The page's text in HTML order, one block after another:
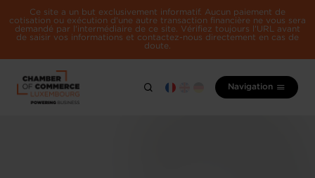
Ce site a un but exclusivement informatif. Aucun paiement de
cotisation ou exécution d'une autre transaction financière ne vous sera
demandé par l'intermédiaire de ce site. Vérifiez toujours l'URL avant
de saisir vos informations et contactez-nous directement en cas de
doute.
Navigation